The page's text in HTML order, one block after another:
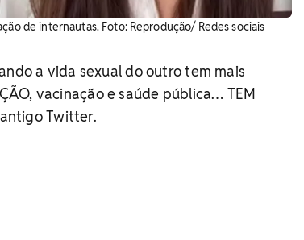
de internautas. Foto: Reprodução/ Redes sociais
a vida sexual do outro tem mais
vacinação e saúde pública… TEM
Twitter.